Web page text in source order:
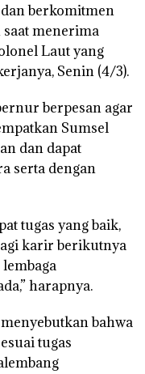
berkomitmen
menerima
Laut yang
Senin (4/3).
berpesan agar
Sumsel
dan dapat
serta dengan
tugas yang baik,
karir berikutnya
harapnya.
bahwa
tugas